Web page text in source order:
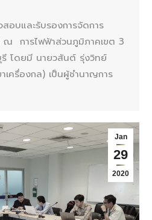
อบและรับรองการจัดการ
ณ การไฟฟ้าส่วนภูมิภาคเขต 3
โดยมี นายวสันต์ รุ่งวิทย์
ครื่องกล) เป็นผู้ชำนาญการ
Jan
29
2020